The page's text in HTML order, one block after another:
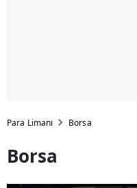
Para Limanı Borsa
Borsa